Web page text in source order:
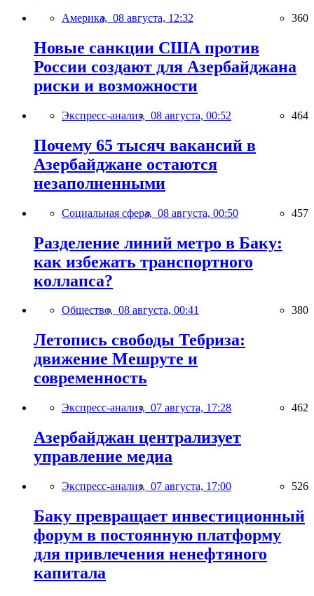
Америка, 08 августа, 12:32 360
Новые санкции США против
России создают для Азербайджана
риски и возможности
Экспресс-анализ, 08 августа, 00:52 464
Почему 65 тысяч вакансий в
Азербайджане остаются
незаполненными
Социальная сфера, 08 августа, 00:50 457
Разделение линий метро в Баку:
как избежать транспортного
коллапса?
Общество, 08 августа, 00:41 380
Летопись свободы Тебриза:
движение Мешруте и
современность
Экспресс-анализ, 07 августа, 17:28 462
Азербайджан централизует
управление медиа
Экспресс-анализ, 07 августа, 17:00 526
Баку превращает инвестиционный
форум в постоянную платформу
для привлечения ненефтяного
капитала